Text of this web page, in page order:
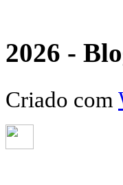
2026 -
Criado com